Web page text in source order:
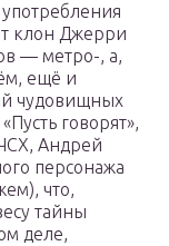
клон Джерри
— метро-, а,
ещё и
чудовищных
говорят»,
Андрей
персонажа
что,
тайны
деле,